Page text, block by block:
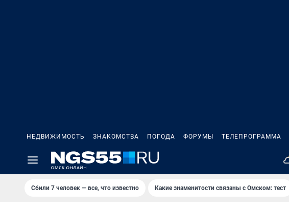
НЕДВИЖИМОСТЬ ЗНАКОМСТВА ПОГОДА ФОРУМЫ ТЕЛЕПРОГРАММА
Сбили 7 человек — все, что известно Какие знаменитости связаны с Омском: тест